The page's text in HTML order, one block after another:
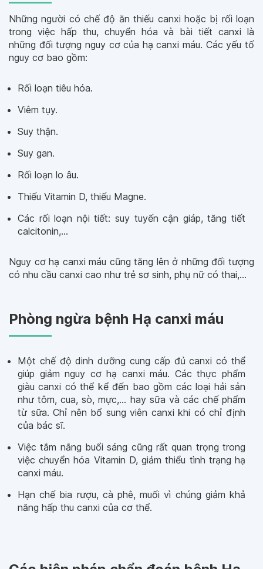
Những người có chế độ ăn thiếu canxi hoặc bị rối loạn
trong việc hấp thu, chuyển hóa và bài tiết canxi là
những đối tượng nguy cơ của hạ canxi máu. Các yếu tố
nguy cơ bao gồm:
Rối loạn tiêu hóa.
Viêm tụy.
Suy thận.
Suy gan.
Rối loạn lo âu.
Thiếu Vitamin D, thiếu Magne.
Các rối loạn nội tiết: suy tuyến cận giáp, tăng tiết
calcitonin,...
Nguy cơ hạ canxi máu cũng tăng lên ở những đối tượng
có nhu cầu canxi cao như trẻ sơ sinh, phụ nữ có thai,...
Phòng ngừa bệnh Hạ canxi máu
Một chế độ dinh dưỡng cung cấp đủ canxi có thể
giúp giảm nguy cơ hạ canxi máu. Các thực phẩm
giàu canxi có thể kể đến bao gồm các loại hải sản
như tôm, cua, sò, mực,... hay sữa và các chế phẩm
từ sữa. Chỉ nên bổ sung viên canxi khi có chỉ định
của bác sĩ.
Việc tắm nắng buổi sáng cũng rất quan trọng trong
việc chuyển hóa Vitamin D, giảm thiểu tình trạng hạ
canxi máu.
Hạn chế bia rượu, cà phê, muối vì chúng giảm khả
năng hấp thu canxi của cơ thể.